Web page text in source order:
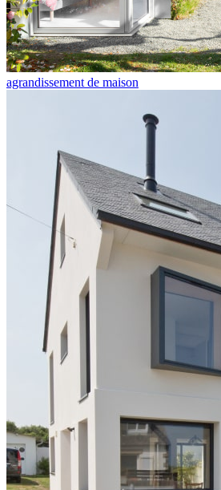
agrandissement de maison